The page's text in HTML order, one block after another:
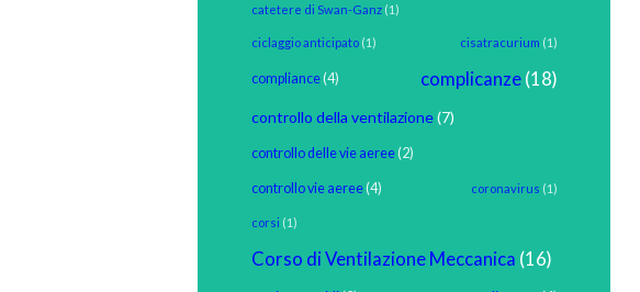
catetere di Swan-Ganz (1)
ciclaggio anticipato (1) cisatracurium (1)
compliance(4) complicanze(18)
controllo della ventilazione(7)
controllo delle vie aeree(2)
controllo vie aeree(4) coronavirus (1)
corsi (1)
Corso di Ventilazione Meccanica (16)